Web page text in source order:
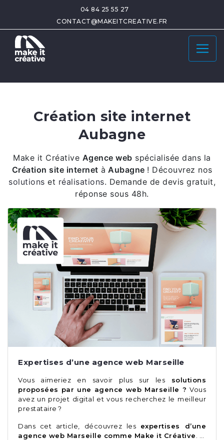
04 84 25 55 27
CONTACT@MAKEITCREATIVE.FR
Création site internet
Aubagne
Make it Créative Agence web spécialisée dans la
Création site internet à Aubagne ! Découvrez nos
solutions et réalisations. Demande de devis gratuit,
réponse sous 48h.
Expertises d’une agence web Marseille
Vous aimeriez en savoir plus sur les solutions
proposées par une agence web Marseille ? Vous
avez un projet digital et vous recherchez le meilleur
prestataire ?
Dans cet article, découvrez les expertises d’une
agence web Marseille comme Make it Créative